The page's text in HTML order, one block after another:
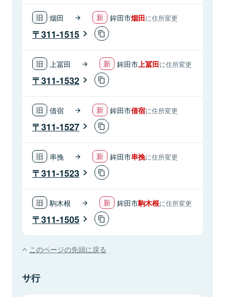
烟田 鉾田市烟田に住所変更
311-1515
上冨田 鉾田市上冨田に住所変更
311-1532
借宿 鉾田市借宿に住所変更
311-1527
串挽 鉾田市串挽に住所変更
311-1523
駒木根 鉾田市駒木根に住所変更
311-1505
このページの先頭に戻る
サ行